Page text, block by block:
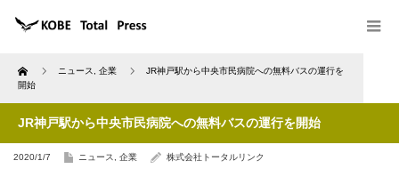
Home ニュース 企業
JR神戸駅から中央市民病院への無料バスの運行を
開始
JR神戸駅から中央市民病院への無料バスの運行を開始
2020/1/7 ニュース 企業 株式会社トータルリンク